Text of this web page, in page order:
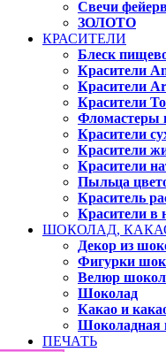
Свечи
ЗОЛОТО
КРАСИТЕЛИ
Блеск
Красители
Красители
Красители
Фломастеры
Красители
Красители
Красители
Пыльца
Краситель
Красители в
ШОКОЛАД,
Декор из
Фигурки
Велюр
Шоколад
Какао и
Шоколадная
ПЕЧАТЬ